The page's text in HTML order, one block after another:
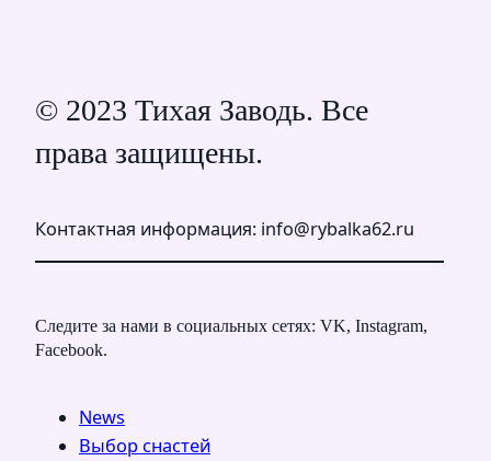
© 2023 Тихая Заводь. Все
права защищены.
Контактная информация: info@rybalka62.ru
Следите за нами в социальных сетях: VK, Instagram,
Facebook.
News
Выбор снастей